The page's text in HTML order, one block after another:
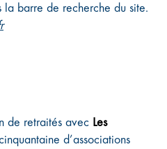
la barre de recherche du site.
de retraités avec Les
d’associations